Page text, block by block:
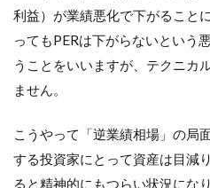
利益）が業績悪化で下がること
ってもPERは下がらないという
うことをいいますが、テクニカ
ません。
こうやって「逆業績相場」の局
する投資家にとって資産は目減
ると精神的にもつらい状況にな